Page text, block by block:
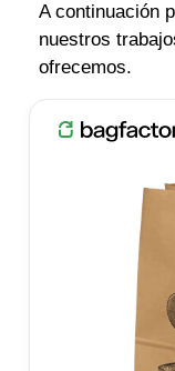
A continuación
nuestros
ofrecemos.